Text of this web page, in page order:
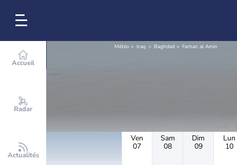
Accueil
Radar
Actualités
Météo Iraq Baghdad Farhan al Amin
Ven
07
Sam
08
Dim
09
Lun
10